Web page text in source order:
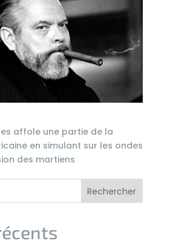
affole une partie de la
en simulant sur les ondes
des martiens
Rechercher